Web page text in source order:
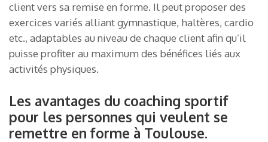
client vers sa remise en forme. Il peut proposer des
exercices variés alliant gymnastique, haltères, cardio
etc., adaptables au niveau de chaque client afin qu’il
puisse profiter au maximum des bénéfices liés aux
activités physiques.
Les avantages du coaching sportif
pour les personnes qui veulent se
remettre en forme à Toulouse.